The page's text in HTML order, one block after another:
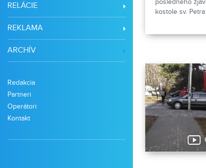
RELÁCIE
REKLAMA
ARCHÍV
Redakcia
Partneri
Operátori
Kontakt
posledného
kostole sv.